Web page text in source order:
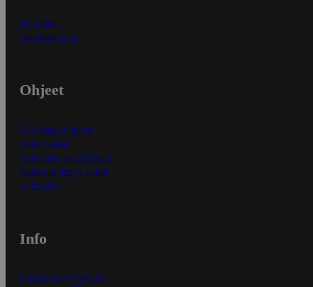
Myymälät
Asiakaspalvelu
Ohjeet
Ensitilaajan ohjeet
Näin maksat
Näin tilaat ja muokkaat
Kaikki ohjeet ja vinkit
In English
Info
S-Business yrityksille